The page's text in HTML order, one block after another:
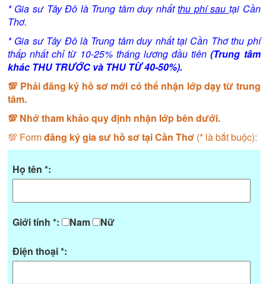
* Gia sư Tây Đô là Trung tâm duy nhấtthu phí sau tại Cần
Thơ.
* Gia sư Tây Đô là Trung tâm duy nhất tại Cần Thơ thu phí
thấp nhất chỉ từ 10-25% tháng lương đầu tiên(Trung tâm
khác THU TRƯỚC và THU TỪ 40-50%).
💯 Phải đăng ký hồ sơ mới có thể nhận lớp dạy từ trung
tâm.
💯 Nhớ tham khảo quy định nhận lớp bên dưới.
💯 Formđăng ký gia sư hồ sơ tại Cần Thơ(* là bắt buộc):
Họ tên *:
Giới tính *: Nam Nữ
Điện thoại *: